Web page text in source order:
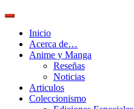
Inicio
Acerca de…
Anime y Manga
Reseñas
Noticias
Articulos
Coleccionismo